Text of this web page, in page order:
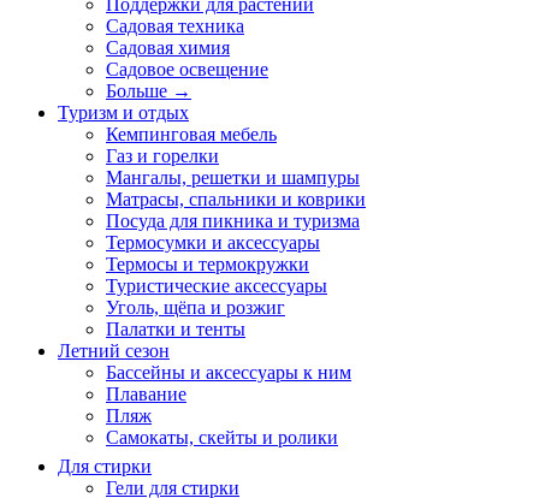
Поддержки для растений
Садовая техника
Садовая химия
Садовое освещение
Больше →
Туризм и отдых
Кемпинговая мебель
Газ и горелки
Мангалы, решетки и шампуры
Матрасы, cпальники и коврики
Посуда для пикника и туризма
Термосумки и аксессуары
Термосы и термокружки
Туристические аксессуары
Уголь, щёпа и розжиг
Палатки и тенты
Летний сезон
Бассейны и аксессуары к ним
Плавание
Пляж
Самокаты, скейты и ролики
Для стирки
Гели для стирки